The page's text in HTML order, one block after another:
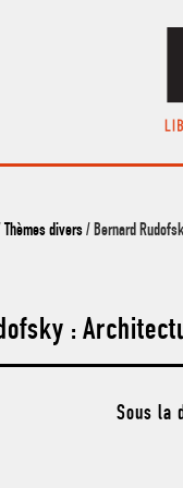
Thèmes divers/ Bernard
:
Sous la